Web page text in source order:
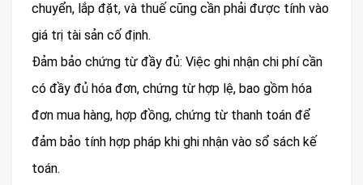
chuyển, lắp đặt, và thuế cũng cần phải được tính vào
giá trị tài sản cố định.
Đảm bảo chứng từ đầy đủ: Việc ghi nhận chi phí cần
có đầy đủ hóa đơn, chứng từ hợp lệ, bao gồm hóa
đơn mua hàng, hợp đồng, chứng từ thanh toán để
đảm bảo tính hợp pháp khi ghi nhận vào sổ sách kế
toán.